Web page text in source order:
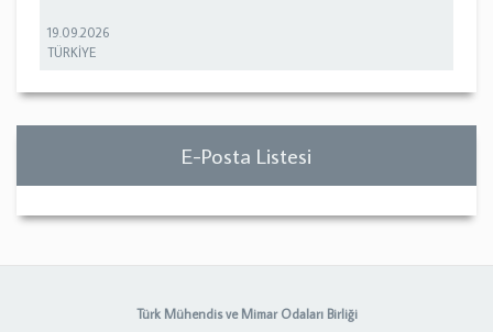
19.09.2026
TÜRKİYE
E-Posta Listesi
Türk Mühendis ve Mimar Odaları Birliği